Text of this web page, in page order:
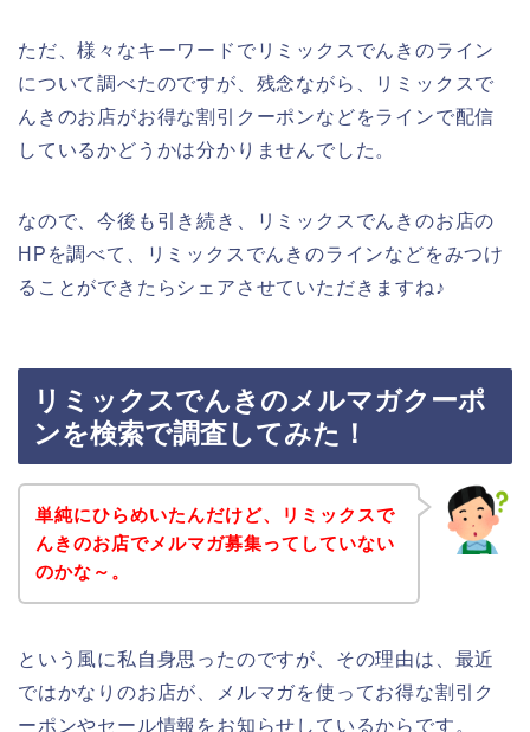
ただ、様々なキーワードでリミックスでんきのライン
について調べたのですが、残念ながら、リミックスで
んきのお店がお得な割引クーポンなどをラインで配信
しているかどうかは分かりませんでした。
なので、今後も引き続き、リミックスでんきのお店の
HPを調べて、リミックスでんきのラインなどをみつけ
ることができたらシェアさせていただきますね♪
リミックスでんきのメルマガクーポ
ンを検索で調査してみた！
単純にひらめいたんだけど、リミックスで
んきのお店でメルマガ募集ってしていない
のかな～。
という風に私自身思ったのですが、その理由は、最近
ではかなりのお店が、メルマガを使ってお得な割引ク
ーポンやセール情報をお知らせしているからです。